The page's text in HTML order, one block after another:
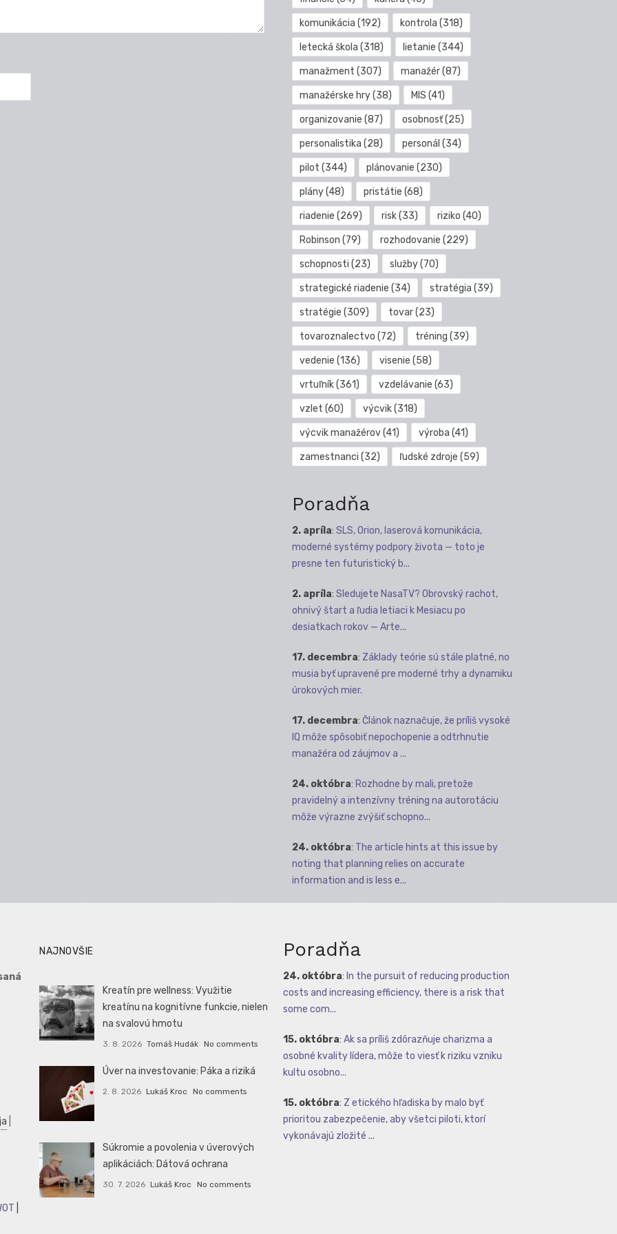
komunikácia (192) kontrola (318)
letecká škola (318) lietanie (344)
manažment (307) manažér(87)
manažérske hry(38) MIS (41)
organizovanie (87) osobnosť(25)
personalistika (28) personál (34)
pilot (344) plánovanie (230)
plány(48) pristátie (68)
riadenie (269) risk(33) riziko (40)
Robinson (79) rozhodovanie (229)
schopnosti (23) služby(70)
strategické riadenie (34) stratégia (39)
stratégie (309) tovar(23)
tovaroznalectvo (72) tréning (39)
vedenie (136) visenie (58)
vrtuľník(361) vzdelávanie (63)
vzlet (60) výcvik(318)
výcvik manažérov(41) výroba (41)
zamestnanci (32) ľudské zdroje (59)
Poradňa
2. apríla: SLS, Orion, laserová komunikácia,
moderné systémy podpory života — toto je
presne ten futuristický b...
2. apríla: Sledujete NasaTV? Obrovský rachot,
ohnivý štart a ľudia letiaci k Mesiacu po
desiatkach rokov — Arte...
17. decembra: Základy teórie sú stále platné, no
musia byť upravené pre moderné trhy a dynamiku
úrokových mier.
17. decembra: Článok naznačuje, že príliš vysoké
IQ môže spôsobiť nepochopenie a odtrhnutie
manažéra od záujmov a ...
24. októbra: Rozhodne by mali, pretože
pravidelný a intenzívny tréning na autorotáciu
môže výrazne zvýšiť schopno...
24. októbra: The article hints at this issue by
noting that planning relies on accurate
information and is less e...
NAJNOVŠIE
Kreatín pre wellness: Využitie
kreatínu na kognitívne funkcie, nielen
na svalovú hmotu
3. 8. 2026 Tomáš Hudák No comments
Úver na investovanie: Páka a riziká
2. 8. 2026 Lukáš Kroc No comments
Súkromie a povolenia v úverových
aplikáciách: Dátová ochrana
30. 7. 2026 Lukáš Kroc No comments
Poradňa
24. októbra: In the pursuit of reducing production
costs and increasing efficiency, there is a risk that
some com...
15. októbra: Ak sa príliš zdôrazňuje charizma a
osobné kvality lídera, môže to viesť k riziku vzniku
kultu osobno...
15. októbra: Z etického hľadiska by malo byť
prioritou zabezpečenie, aby všetci piloti, ktorí
vykonávajú zložité ...